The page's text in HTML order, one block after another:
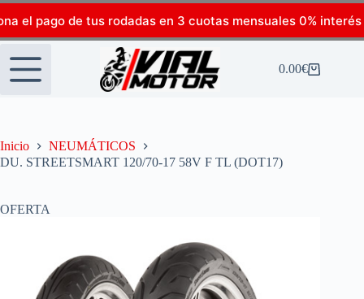
el pago de tus rodadas en 3 cuotas mensuales 0% interés
0.00€
Inicio
NEUMÁTICOS
DU. STREETSMART 120/70-17 58V F TL (DOT17)
OFERTA